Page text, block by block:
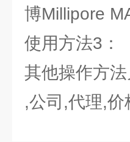
博Millipore
使用方法3：
其他操作方
,公司,代理,价